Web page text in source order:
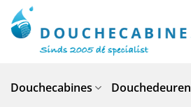
naar
inhoud
Douchecabines Douchedeuren